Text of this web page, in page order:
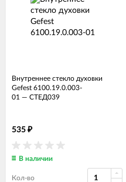
Внутреннее стекло духовки
Gefest 6100.19.0.003-
01 — СТЕД039
535 ₽
В наличии
Кол-во